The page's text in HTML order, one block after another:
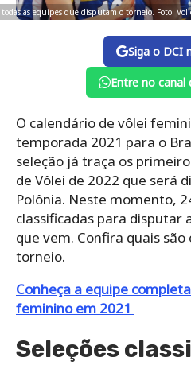
as equipes que disputam o torneio. Foto:
Siga o DCI
Entre no canal
O calendário de vôlei
temporada 2021 para o
seleção já traça os
de Vôlei de 2022 que será
Polônia. Neste momento,
classificadas para disputar
que vem. Confira quais
torneio.
Conheça a equipe
feminino em 2021
Seleções